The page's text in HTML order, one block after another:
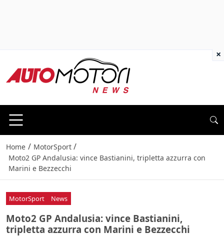
Home / MotorSport /
Moto2 GP Andalusia: vince Bastianini, tripletta azzurra con
Marini e Bezzecchi
MotorSport News
Moto2 GP Andalusia: vince Bastianini,
tripletta azzurra con Marini e Bezzecchi
×